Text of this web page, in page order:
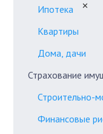
Ипотека
✕
Квартиры
Дома, дачи
Страхование
Строительно-
Финансовые